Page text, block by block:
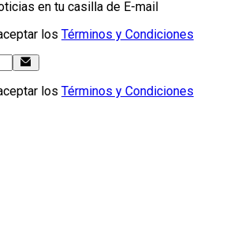
en tu casilla de E-mail
los Términos y Condiciones
los Términos y Condiciones